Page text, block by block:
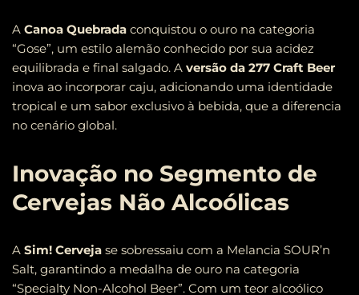
A Canoa Quebrada conquistou o ouro na categoria
“Gose”, um estilo alemão conhecido por sua acidez
equilibrada e final salgado. A versão da 277 Craft Beer
inova ao incorporar caju, adicionando uma identidade
tropical e um sabor exclusivo à bebida, que a diferencia
no cenário global.
Inovação no Segmento de
Cervejas Não Alcoólicas
A Sim! Cerveja se sobressaiu com a Melancia SOUR’n
Salt, garantindo a medalha de ouro na categoria
“Specialty Non-Alcohol Beer”. Com um teor alcoólico